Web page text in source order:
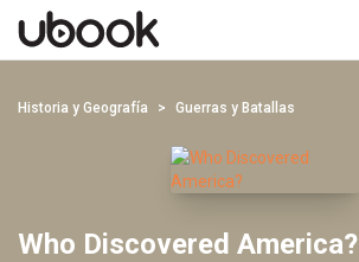
Historia y Geografía Guerras y Batallas
Who Discovered America?